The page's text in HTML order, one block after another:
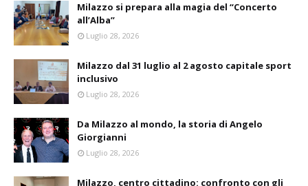
Milazzo si prepara alla magia del “Concerto
all’Alba”
Luglio 28, 2026
Milazzo dal 31 luglio al 2 agosto capitale sport
inclusivo
Luglio 28, 2026
Da Milazzo al mondo, la storia di Angelo
Giorgianni
Luglio 28, 2026
Milazzo, centro cittadino: confronto con gli